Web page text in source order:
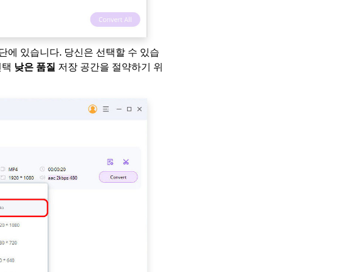
에 있습니다. 당신은 선택할 수 있습
낮은 품질 저장 공간을 절약하기 위